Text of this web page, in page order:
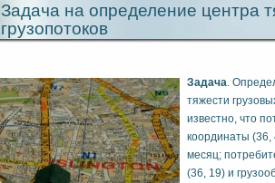
Задача на определение центра
грузопотоков
Задача.
тяжести
известно, что
координаты (36,
месяц;
(36, 19) и